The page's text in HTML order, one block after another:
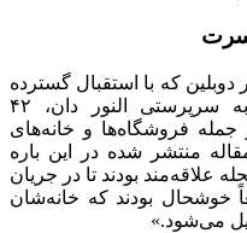
که با استقبال گسترده
هوادارانش هم روبرو شد، تیمی به سرپرستی النور دان، ۴۲
مختلف از جمله فروشگاه‌ها و خانه‌های
منتشر شده در این باره
علاقه‌مند بودند تا در جریان
خوشحال بودند که خانه‌شان
می‌شود.»